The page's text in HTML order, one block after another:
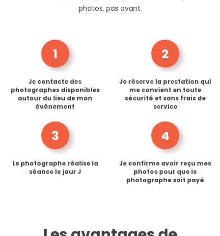
photos, pas avant.
1
Je contacte des
photographes disponibles
autour du lieu de mon
événement
2
Je réserve la prestation qui
me convient en toute
sécurité et sans frais de
service
3
Le photographe réalise la
séance le jour J
4
Je confirme avoir reçu mes
photos pour que le
photographe soit payé